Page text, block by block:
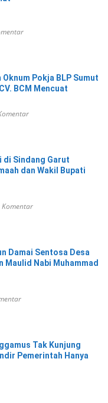
Pokja BLP Sumut
BCM Mencuat
di Sindang Garut
dan Wakil Bupati
Komentar
Damai Sentosa Desa
Maulid Nabi Muhammad
Tak Kunjung
Pemerintah Hanya